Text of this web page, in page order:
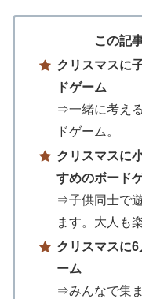
この記
クリスマスに
ドゲーム
⇒一緒に考え
ドゲーム。
クリスマスに
すめのボード
⇒子供同士で
ます。大人も
クリスマスに
ーム
⇒みんなで集